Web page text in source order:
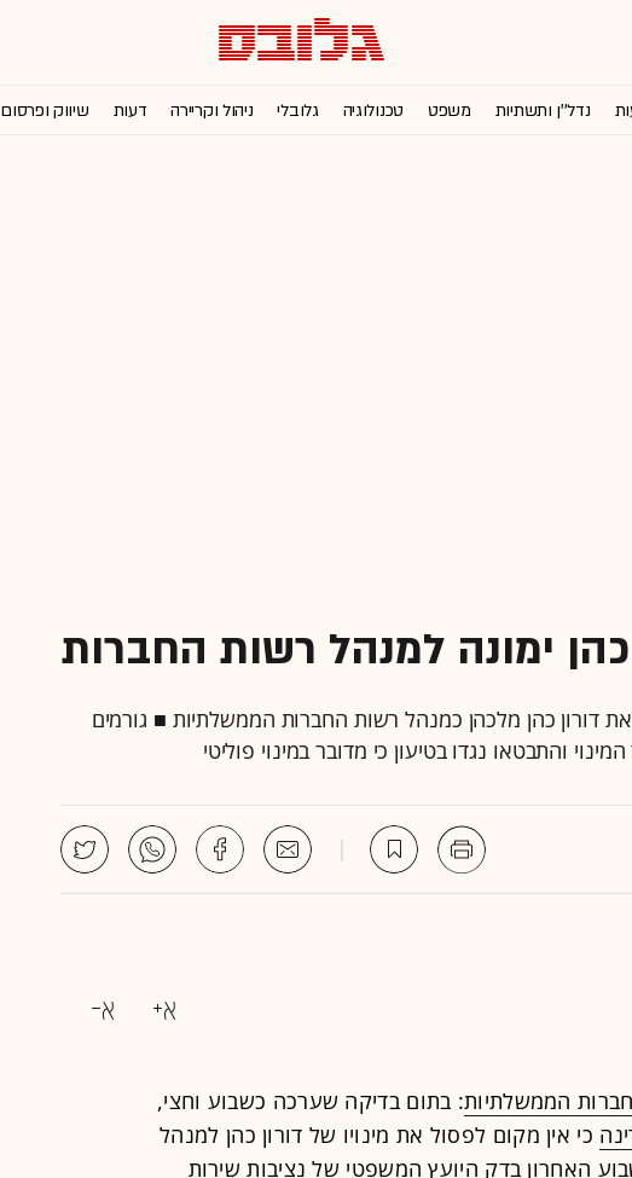
נדל''ן ותשתיות משפט טכנולוגיה גלובלי ניהול וקריירה דעות שיווק ופרסום
כהן ימונה למנהל רשות החברות
דורון כהן מלכהן כמנהל רשות החברות הממשלתיות ■ גורמים
והתבטאו נגדו בטיעון כי מדובר במינוי פוליטי
הממשלתיות: בתום בדיקה שערכה כשבוע וחצי,
כי אין מקום לפסול את מינויו של דורון כהן למנהל
האחרון בדק היועץ המשפטי של נציבות שירות